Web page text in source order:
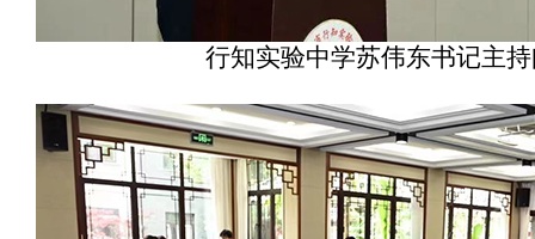
行知实验中学苏伟东书记主